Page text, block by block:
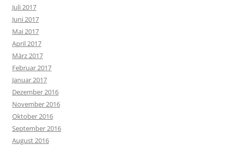
Juli 2017
Juni 2017
Mai 2017
April 2017
März 2017
Februar 2017
Januar 2017
Dezember 2016
November 2016
Oktober 2016
September 2016
August 2016